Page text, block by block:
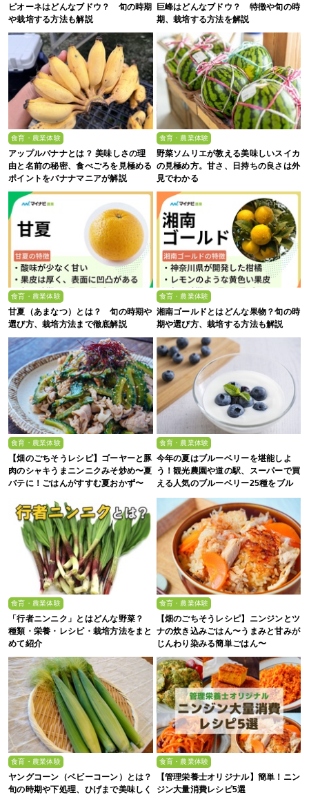
ピオーネはどんなブドウ？ 旬の時期
や栽培する方法も解説
巨峰はどんなブドウ？ 特徴や旬の時
期、栽培する方法を解説
食育・農業体験
アップルバナナとは？ 美味しさの理
由と名前の秘密、食べごろを見極める
ポイントをバナナマニアが解説
食育・農業体験
野菜ソムリエが教える美味しいスイカ
の見極め方。甘さ、日持ちの良さは外
見でわかる
食育・農業体験
甘夏（あまなつ）とは？ 旬の時期や
選び方、栽培方法まで徹底解説
食育・農業体験
湘南ゴールドとはどんな果物？旬の時
期や選び方、栽培する方法も解説
食育・農業体験
【畑のごちそうレシピ】ゴーヤーと豚
肉のシャキうまニンニクみそ炒め〜夏
バテに！ごはんがすすむ夏おかず〜
食育・農業体験
今年の夏はブルーベリーを堪能しよ
う！観光農園や道の駅、スーパーで買
える人気のブルーベリー25種をブル
ーベリー農家の息子が解説
食育・農業体験
「行者ニンニク」とはどんな野菜？
種類・栄養・レシピ・栽培方法をまと
めて紹介
食育・農業体験
【畑のごちそうレシピ】ニンジンとツ
ナの炊き込みごはん〜うまみと甘みが
じんわり染みる簡単ごはん〜
食育・農業体験
ヤングコーン（ベビーコーン）とは？
旬の時期や下処理、ひげまで美味しく
食育・農業体験
【管理栄養士オリジナル】簡単！ニン
ジン大量消費レシピ5選